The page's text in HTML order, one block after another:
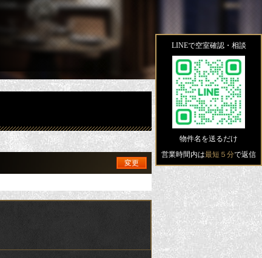
変更
LINEで空室確認・相談
物件名を送るだけ
営業時間内は最短５分で返信